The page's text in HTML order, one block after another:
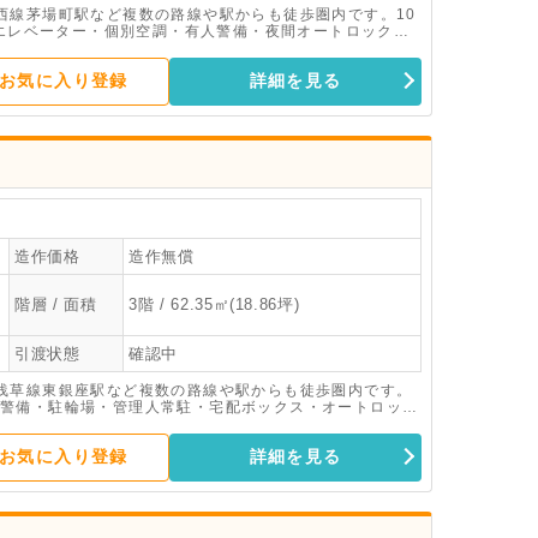
茅場町駅など複数の路線や駅からも徒歩圏内です。10
ベーター・個別空調・有人警備・夜間オートロック・
お気に入り登録 詳細を見る
造作価格 造作無償
階層 / 面積 3階 / 62.35㎡(18.86坪)
引渡状態 確認中
線東銀座駅など複数の路線や駅からも徒歩圏内です。
備・駐輪場・管理人常駐・宅配ボックス・オートロッ
お気に入り登録 詳細を見る